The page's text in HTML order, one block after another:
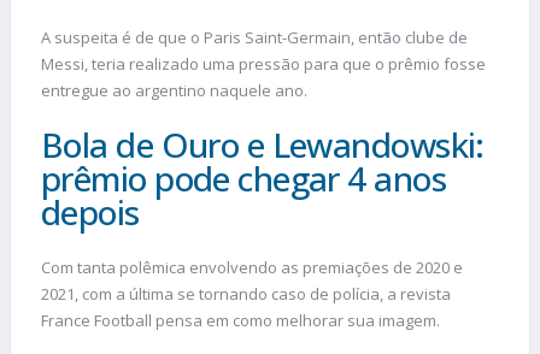
A suspeita é de que o Paris Saint-Germain, então clube de
Messi, teria realizado uma pressão para que o prêmio fosse
entregue ao argentino naquele ano.
Bola de Ouro e Lewandowski:
prêmio pode chegar 4 anos
depois
Com tanta polêmica envolvendo as premiações de 2020 e
2021, com a última se tornando caso de polícia, a revista
France Football pensa em como melhorar sua imagem.